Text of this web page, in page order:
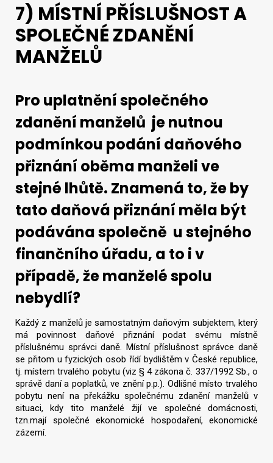
7) MÍSTNÍ PŘÍSLUŠNOST A
SPOLEČNÉ ZDANĚNÍ
MANŽELŮ
Pro uplatnění společného
zdanění manželů je nutnou
podmínkou podání daňového
přiznání oběma manželi ve
stejné lhůtě. Znamená to, že by
tato daňová přiznání měla být
podávána společně u stejného
finančního úřadu, a to i v
případě, že manželé spolu
nebydlí?
Každý z manželů je samostatným daňovým subjektem, který
má povinnost daňové přiznání podat svému místně
příslušnému správci daně. Místní příslušnost správce daně
se přitom u fyzických osob řídí bydlištěm v České republice,
tj. místem trvalého pobytu (viz § 4 zákona č. 337/1992 Sb., o
správě daní a poplatků, ve znění p.p.). Odlišné místo trvalého
pobytu není na překážku společnému zdanění manželů v
situaci, kdy tito manželé žijí ve společné domácnosti,
tzn.mají společné ekonomické hospodaření, ekonomické
zázemí.